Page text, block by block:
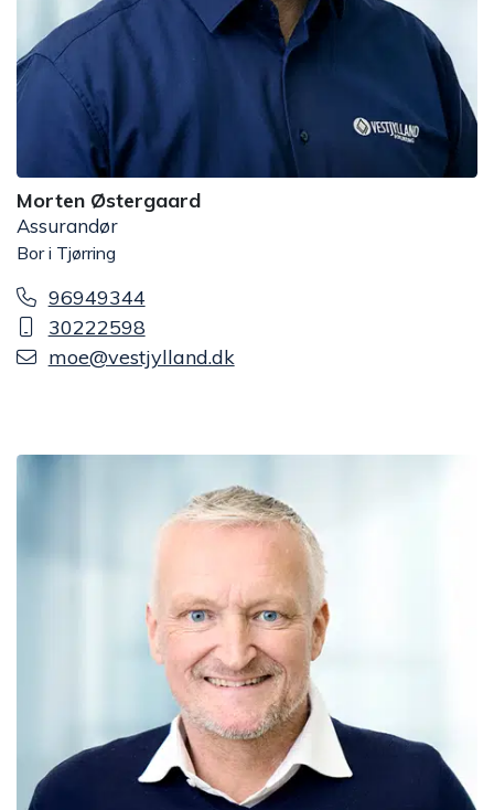
Morten Østergaard
Assurandør
Bor i Tjørring
96949344
30222598
moe@vestjylland.dk